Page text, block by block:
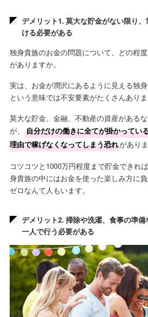
デメリット1. 莫大な貯金がない限り
ける必要がある
独身貴族のお金の問題について、どの程
がありますか。
実は、お金が潤沢にあるように見える独
という意味では不安要素がたくさんありま
莫大な貯金、金融、不動産の資産がある
が、
自分だけの働きに全てが掛かってい
理由で稼げなくなってしまう恐れがありま
コツコツと1000万円程度まで貯金できれ
身貴族の中にはお金を使った楽しみ方に
ゼロなんて人もいます。
デメリット2. 掃除や洗濯、食事の準
一人で行う必要がある